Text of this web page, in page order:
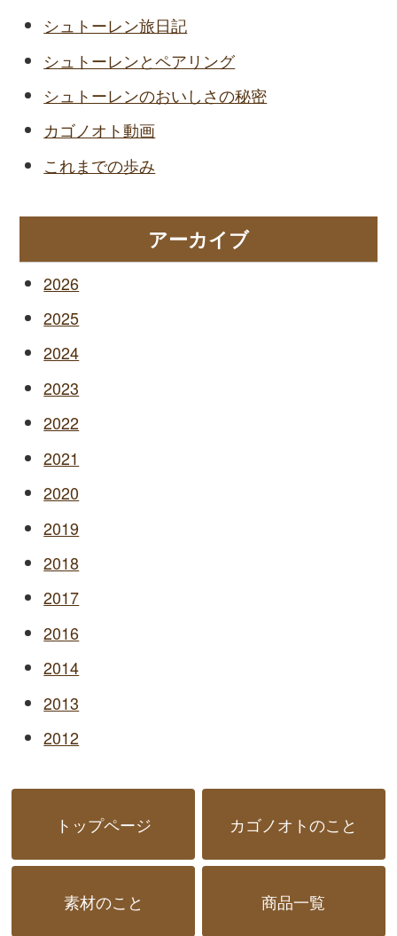
シュトーレン旅日記
シュトーレンとペアリング
シュトーレンのおいしさの秘密
カゴノオト動画
これまでの歩み
アーカイブ
2026
2025
2024
2023
2022
2021
2020
2019
2018
2017
2016
2014
2013
2012
トップページ カゴノオトのこと
素材のこと 商品一覧